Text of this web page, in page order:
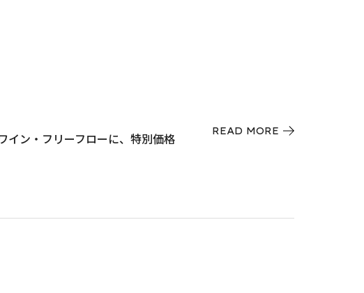
イン・フリーフローに、特別価格
READ MORE